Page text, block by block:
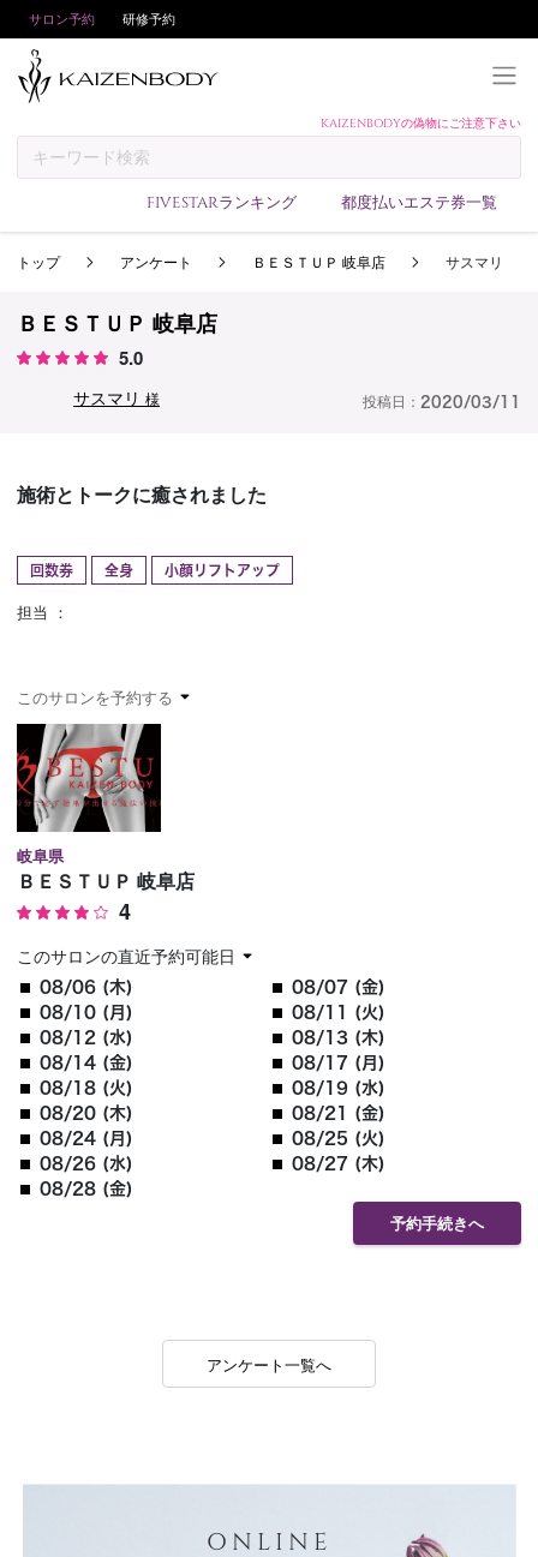
サロン予約 研修予約
KAIZENBODYの偽物にご注意下さい
FIVESTARランキング 都度払いエステ券一覧
予約方法
サロンランキング
技術者ランキング
予約確認
トップ アンケート ＢＥＳＴＵＰ 岐阜店 サスマリ
ＢＥＳＴＵＰ 岐阜店
5.0
サスマリ 様 投稿日： 2020/03/11
施術とトークに癒されました
回数券 全身 小顔リフトアップ
担当 ：
このサロンを予約する
岐阜県
ＢＥＳＴＵＰ 岐阜店
4
このサロンの直近予約可能日
08/06 (木)
08/07 (金)
08/10 (月)
08/11 (火)
08/12 (水)
08/13 (木)
08/14 (金)
08/17 (月)
08/18 (火)
08/19 (水)
08/20 (木)
08/21 (金)
08/24 (月)
08/25 (火)
08/26 (水)
08/27 (木)
08/28 (金)
予約手続きへ
アンケート一覧へ
ONLINE